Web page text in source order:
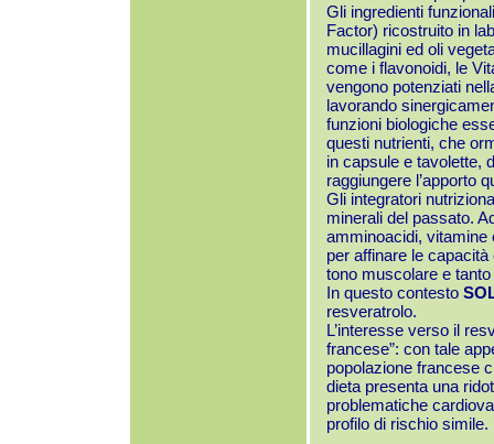
Gli ingredienti
Factor) ricostruito in
mucillagini ed oli
come i flavonoidi, le
vengono potenziati
lavorando
funzioni biologiche
questi nutrienti, che
in capsule e tavolette,
raggiungere l’apporto
Gli integratori
minerali del passato.
amminoacidi, vitamine
per affinare le
tono muscolare e
In questo contesto
resveratrolo.
L’interesse verso il
francese”: con tale
popolazione francese
dieta presenta una
problematiche
profilo di rischio simile.